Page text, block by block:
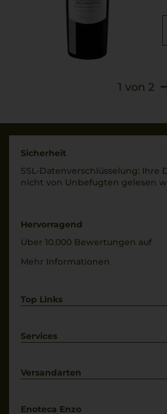
1 von 2
Sicherheit
SSL-Daten­verschlüs­selung: Ihre
nicht von Unbe­fugten gelesen
Hervorragend
Über 10.000 Bewertungen auf
Mehr Informationen
Top Links
Weißwein
Services
Kontakt
Versandarten
Enoteca Enzo